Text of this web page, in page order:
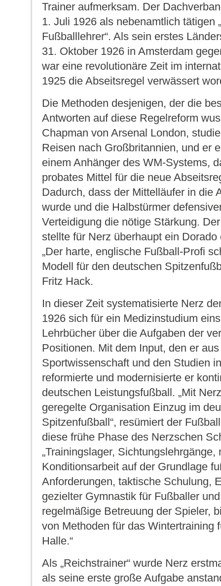
Trainer aufmerksam. Der
1. Juli 1926 als nebenamtlich tätigen
Fußballlehrer“. Als sein erstes
31. Oktober 1926 in Amsterdam
war eine revolutionäre Zeit im
1925 die Abseitsregel verwässert
Die Methoden desjenigen, der die
Antworten auf diese Regelreform
Chapman von Arsenal London,
Reisen nach Großbritannien, und er
einem Anhänger des WM-Systems,
probates Mittel für die neue
Dadurch, dass der Mittelläufer in die
wurde und die Halbstürmer
Verteidigung die nötige Stärkung.
stellte für Nerz überhaupt ein Dorado
„Der harte, englische Fußball-Profi
Modell für den deutschen
Fritz Hack.
In dieser Zeit systematisierte Nerz
1926 sich für ein Medizinstudium
Lehrbücher über die Aufgaben der
Positionen. Mit dem Input, den er
Sportwissenschaft und den Studien
reformierte und modernisierte er
deutschen Leistungsfußball. „Mit
geregelte Organisation Einzug im
Spitzenfußball“, resümiert der
diese frühe Phase des Nerzschen
„Trainingslager, Sichtungslehrgänge,
Konditionsarbeit auf der Grundlage
Anforderungen, taktische Schulung,
gezielter Gymnastik für Fußballer
regelmäßige Betreuung der Spieler,
von Methoden für das Wintertraining
Halle.“
Als „Reichstrainer“ wurde Nerz
als seine erste große Aufgabe